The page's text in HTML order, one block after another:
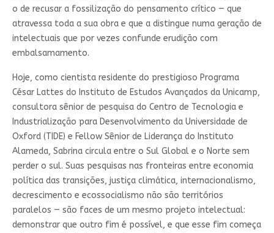
o de recusar a fossilização do pensamento crítico — que
atravessa toda a sua obra e que a distingue numa geração de
intelectuais que por vezes confunde erudição com
embalsamamento.
Hoje, como cientista residente do prestigioso Programa
César Lattes do Instituto de Estudos Avançados da Unicamp,
consultora sênior de pesquisa do Centro de Tecnologia e
Industrialização para Desenvolvimento da Universidade de
Oxford (TIDE) e Fellow Sênior de Liderança do Instituto
Alameda, Sabrina circula entre o Sul Global e o Norte sem
perder o sul. Suas pesquisas nas fronteiras entre economia
política das transições, justiça climática, internacionalismo,
decrescimento e ecossocialismo não são territórios
paralelos — são faces de um mesmo projeto intelectual:
demonstrar que outro fim é possível, e que esse fim começa